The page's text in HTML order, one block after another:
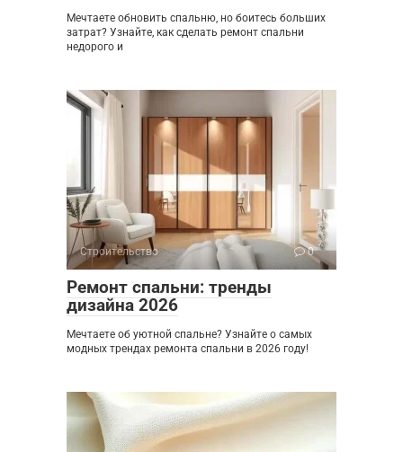
Мечтаете обновить спальню, но боитесь больших
затрат? Узнайте, как сделать ремонт спальни
недорого и
Строительство 0
Ремонт спальни: тренды
дизайна 2026
Мечтаете об уютной спальне? Узнайте о самых
модных трендах ремонта спальни в 2026 году!